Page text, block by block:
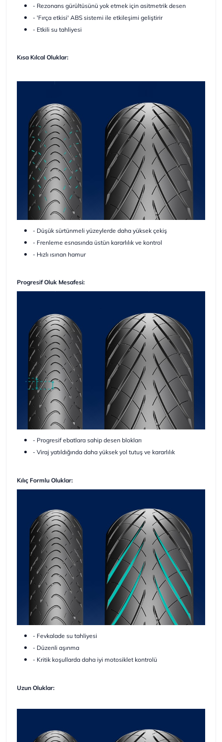
- Rezonans gürültüsünü yok etmek için asitmetrik desen
- 'Fırça etkisi' ABS sistemi ile etkileşimi geliştirir
- Etkili su tahliyesi
Kısa Kılcal Oluklar:
- Düşük sürtünmeli yüzeylerde daha yüksek çekiş
- Frenleme esnasında üstün kararlılık ve kontrol
- Hızlı ısınan hamur
Progresif Oluk Mesafesi:
- Progresif ebatlara sahip desen blokları
- Viraj yatıldığında daha yüksek yol tutuş ve kararlılık
Kılıç Formlu Oluklar:
- Fevkalade su tahliyesi
- Düzenli aşınma
- Kritik koşullarda daha iyi motosiklet kontrolü
Uzun Oluklar: